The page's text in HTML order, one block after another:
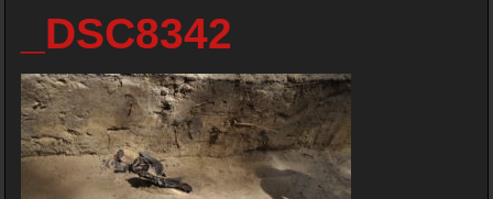
_DSC8342